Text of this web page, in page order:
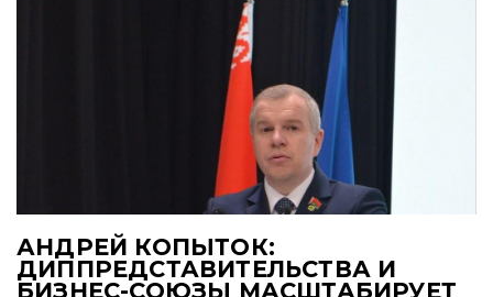
АНДРЕЙ КОПЫТОК:
ДИППРЕДСТАВИТЕЛЬСТВА И
БИЗНЕС-СОЮЗЫ МАСШТАБИРУЕТ